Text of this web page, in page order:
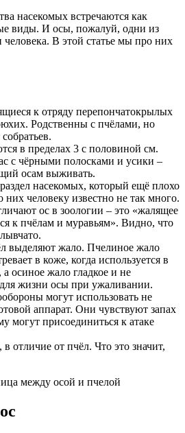
насекомых встречаются как
виды. И осы, пожалуй, одни из
В этой статье мы про них
к отряду перепончатокрылых
Родственны с пчёлами, но
в пределах 3 с половиной см.
с чёрными полосками и усики –
осам выживать.
насекомых, который ещё плохо
них человеку известно не так много.
ос в зоологии – это «жалящее
к пчёлам и муравьям». Видно, что
выделяют жало. Пчелиное жало
в коже, когда используется в
а осиное жало гладкое и не
для жизни осы при ужаливании.
могут использовать не
аппарат. Они чувствуют запах
могут присоединиться к атаке
отличие от пчёл. Что это значит,